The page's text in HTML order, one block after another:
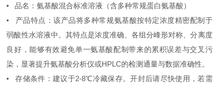
• 品名：氨基酸混合标准溶液（含多种常规蛋白氨基酸）
• 产品特点：该产品将多种常规氨基酸按特定浓度精密配制于
弱酸性水溶液中。其特点是浓度准确、各组分峰形对称、分离度
良好，能够有效避免单一氨基酸配制带来的累积误差与交叉污
染，显著提升氨基酸分析仪或HPLC的检测通量与数据准确性。
• 存储条件：建议于2-8℃冷藏保存。开封后请尽快使用，若需